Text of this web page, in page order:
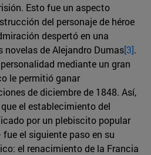
Esto fue un aspecto
del personaje de héroe
despertó en una
novelas de Alejandro Dumas[3].
mediante un gran
le permitió ganar
de diciembre de 1848. Así,
el establecimiento del
por un plebiscito popular
el siguiente paso en su
el renacimiento de la Francia